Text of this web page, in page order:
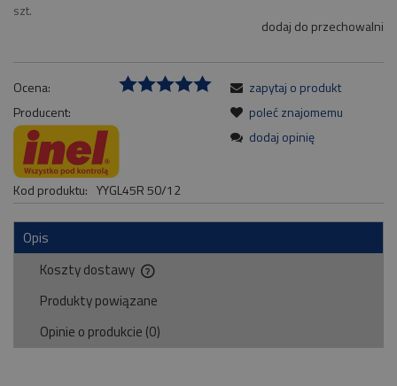
szt.
dodaj do przechowalni
Ocena:
Producent:
Kod produktu: YYGL45R 50/12
zapytaj o produkt
poleć znajomemu
dodaj opinię
Opis
Koszty dostawy
Cena nie zawiera ewentualnych kosztów płatności
Produkty powiązane
Opinie o produkcie (0)